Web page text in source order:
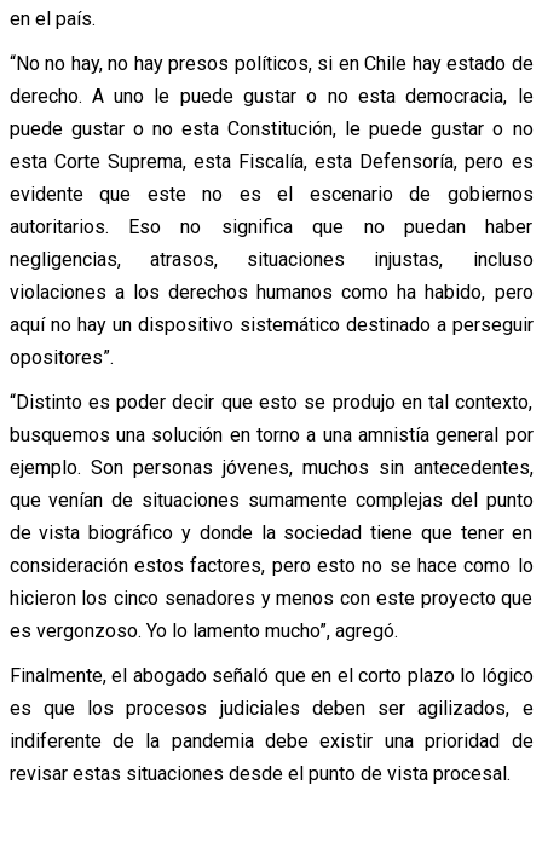
en el país.
“No no hay, no hay presos políticos, si en Chile hay estado de
derecho. A uno le puede gustar o no esta democracia, le
puede gustar o no esta Constitución, le puede gustar o no
esta Corte Suprema, esta Fiscalía, esta Defensoría, pero es
evidente que este no es el escenario de gobiernos
autoritarios. Eso no significa que no puedan haber
negligencias, atrasos, situaciones injustas, incluso
violaciones a los derechos humanos como ha habido, pero
aquí no hay un dispositivo sistemático destinado a perseguir
opositores”.
“Distinto es poder decir que esto se produjo en tal contexto,
busquemos una solución en torno a una amnistía general por
ejemplo. Son personas jóvenes, muchos sin antecedentes,
que venían de situaciones sumamente complejas del punto
de vista biográfico y donde la sociedad tiene que tener en
consideración estos factores, pero esto no se hace como lo
hicieron los cinco senadores y menos con este proyecto que
es vergonzoso. Yo lo lamento mucho”, agregó.
Finalmente, el abogado señaló que en el corto plazo lo lógico
es que los procesos judiciales deben ser agilizados, e
indiferente de la pandemia debe existir una prioridad de
revisar estas situaciones desde el punto de vista procesal.